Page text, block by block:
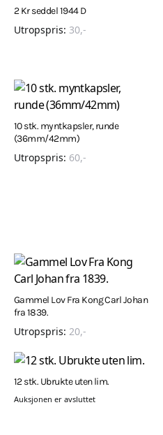
2 Kr seddel 1944 D
Utropspris: 30,-
10 stk. myntkapsler, runde
(36mm/42mm)
Utropspris: 60,-
Gammel Lov Fra Kong Carl Johan
fra 1839.
Utropspris: 20,-
12 stk. Ubrukte uten lim.
Auksjonen er avsluttet